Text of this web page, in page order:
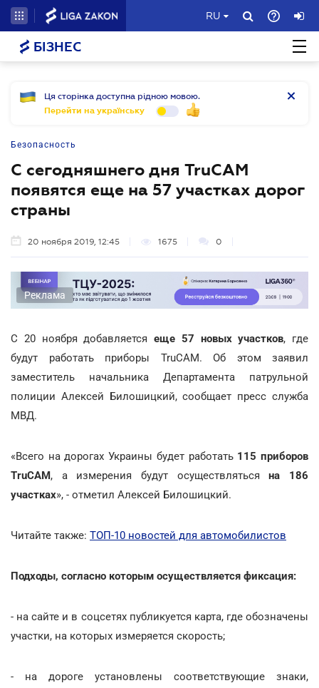
RU
БІЗНЕС
Ця сторінка доступна рідною мовою.
Перейти на українську
Безопасность
С сегодняшнего дня TruCAM
появятся еще на 57 участках дорог
страны
20 ноября 2019, 12:45 1675 0
Реклама
С 20 ноября добавляется еще 57 новых участков, где
будут работать приборы TruCAM. Об этом заявил
заместитель начальника Департамента патрульной
полиции Алексей Билошицкий, сообщает пресс служба
МВД.
«Всего на дорогах Украины будет работать 115 приборов
TruCAM, а измерения будут осуществляться на 186
участках», - отметил Алексей Билошицкий.
Читайте также: ТОП-10 новостей для автомобилистов
Подходы, согласно которым осуществляется фиксация:
- на сайте и в соцсетях публикуется карта, где обозначены
участки, на которых измеряется скорость;
- на дороге установлены соответствующие знаки,